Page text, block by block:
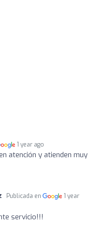
1 year ago
atención y atienden muy
Publicada en
1 year
servicio!!!